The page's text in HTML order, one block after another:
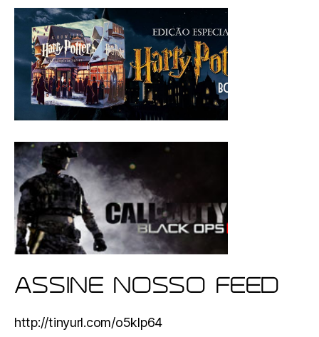
ASSINE NOSSO FEED
http://tinyurl.com/o5klp64